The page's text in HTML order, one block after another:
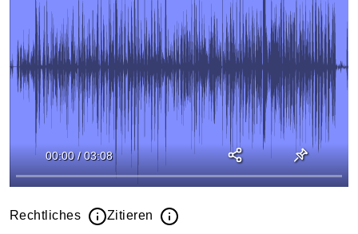
00:00 / 03:08
Rechtliches Zitieren